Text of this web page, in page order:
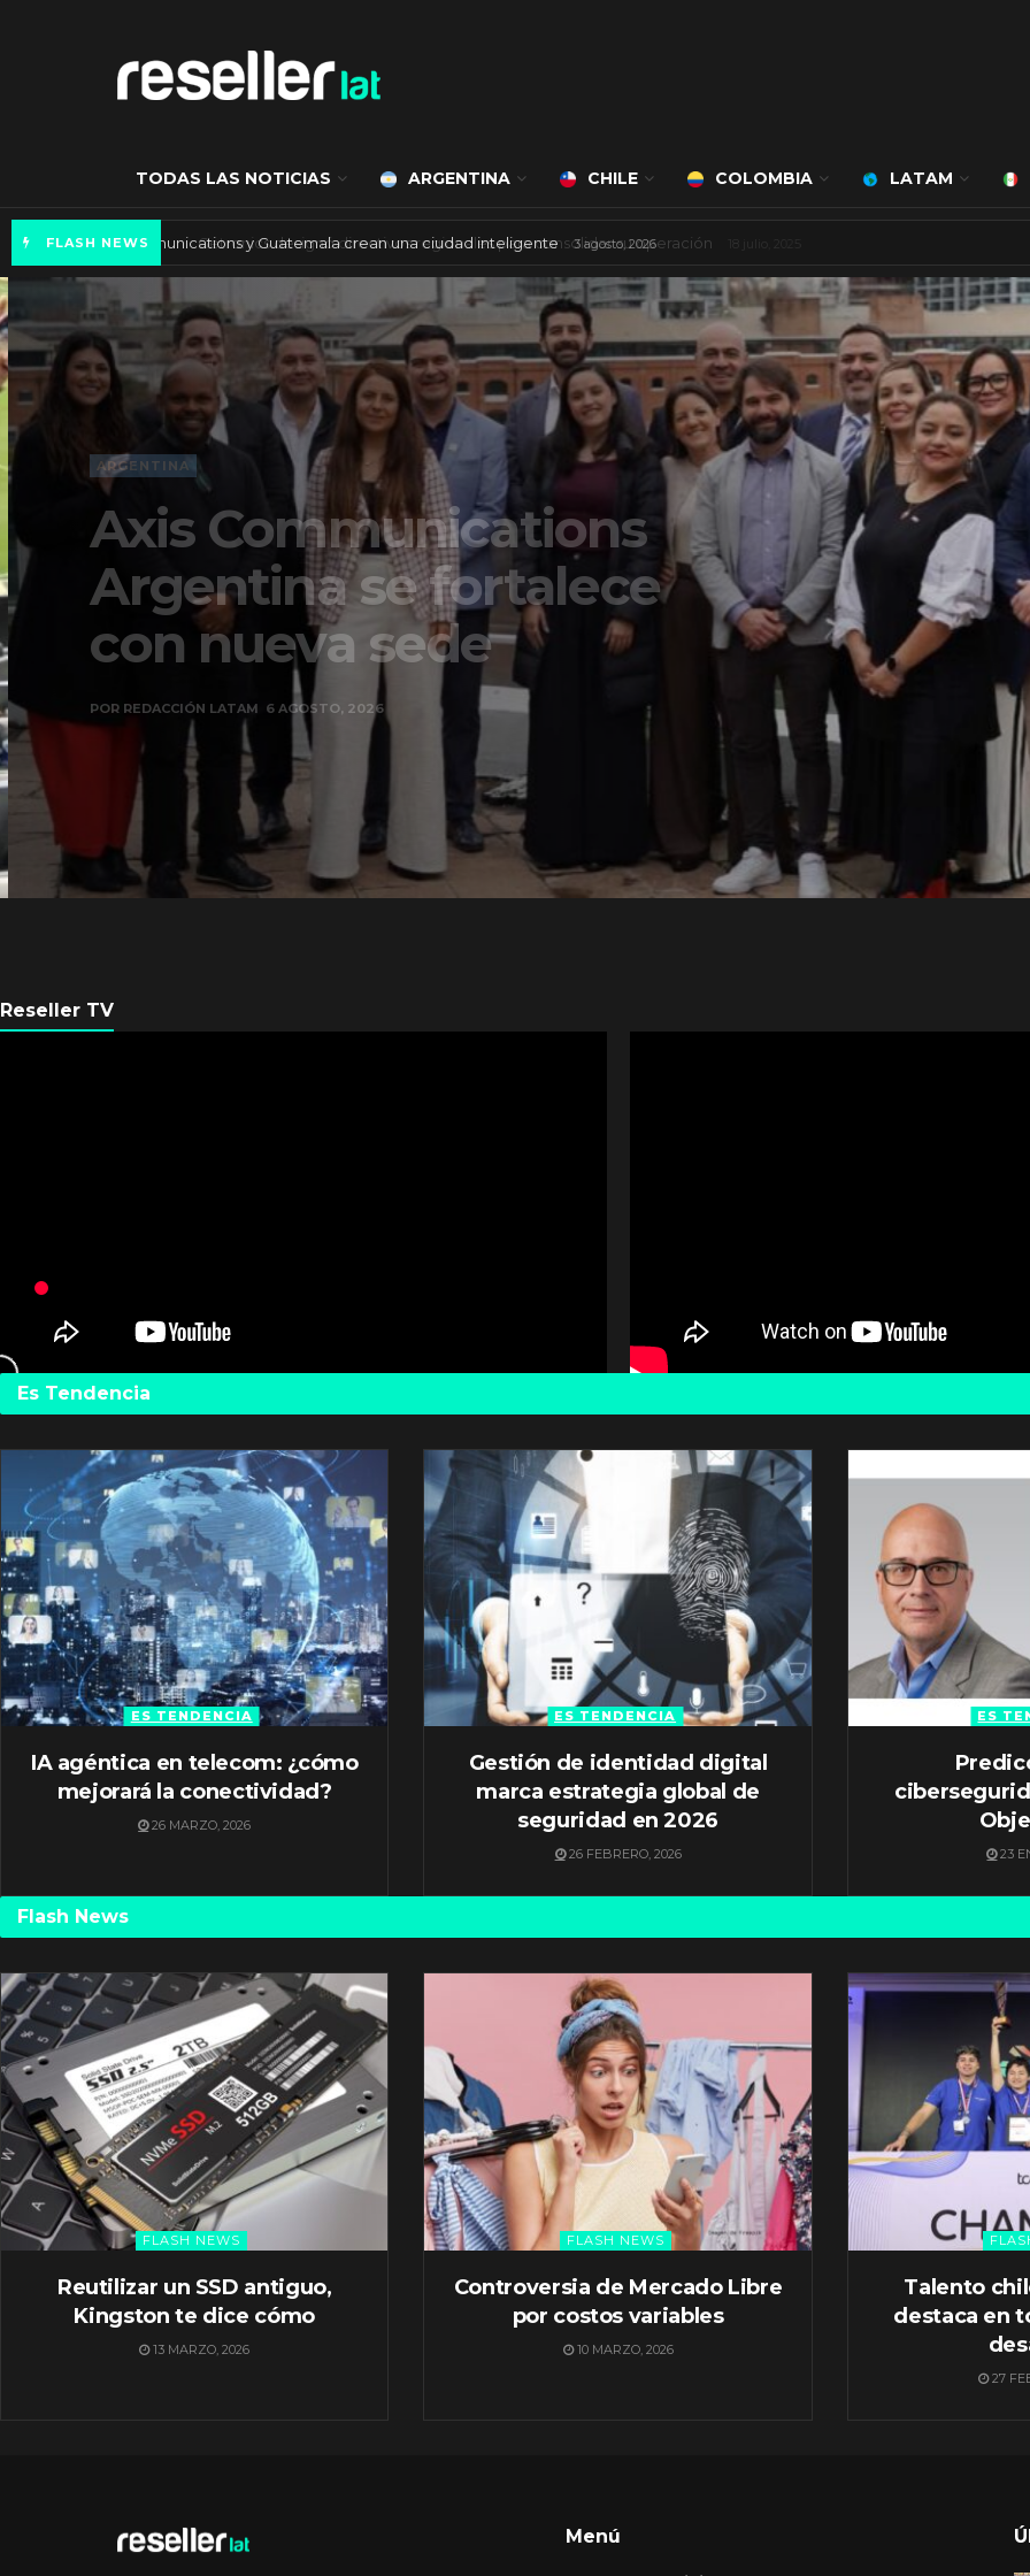
TODAS LAS NOTICIAS ARGENTINA CHILE COLOMBIA LATAM
FLASH NEWS Axis Communications y Guatemala crean una ciudad inteligente 3 agosto, 2026
ARGENTINA
Axis Communications
Argentina se fortalece
con nueva sede
REDACCIÓN LATAM 6 AGOSTO, 2026
Reseller TV
Es Tendencia
ES TENDENCIA
IA agéntica en telecom: ¿cómo
mejorará la conectividad?
26 MARZO, 2026
ES TENDENCIA
Gestión de identidad digital
marca estrategia global de
seguridad en 2026
26 FEBRERO, 2026
ES
23
Flash News
FLASH NEWS
Reutilizar un SSD antiguo,
Kingston te dice cómo
13 MARZO, 2026
FLASH NEWS
Controversia de Mercado Libre
por costos variables
10 MARZO, 2026
Talento
destaca en
27
Menú